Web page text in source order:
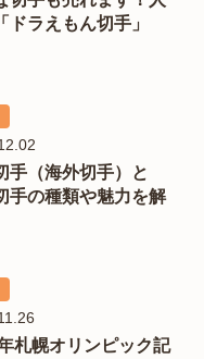
ドラえもん切手」
手（海外切手）と
手の種類や魅力を解
札幌オリンピック記